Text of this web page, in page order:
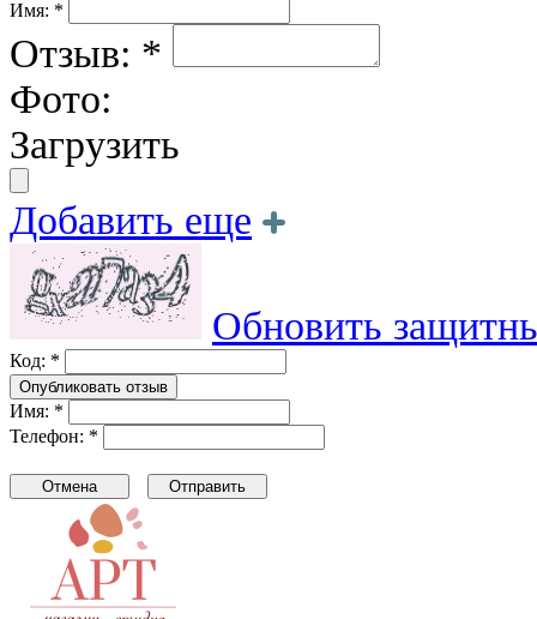
Имя: *
Отзыв: *
Фото:
Загрузить
Добавить еще
Обновить
Код: *
Имя: *
Телефон: *